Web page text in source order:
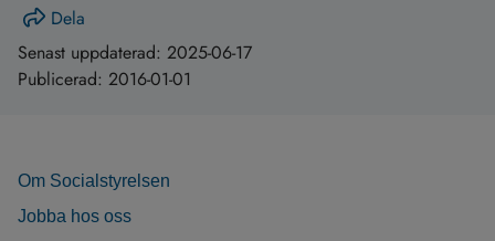
Dela
Senast uppdaterad: 2025-06-17
Publicerad: 2016-01-01
Om Socialstyrelsen
Jobba hos oss